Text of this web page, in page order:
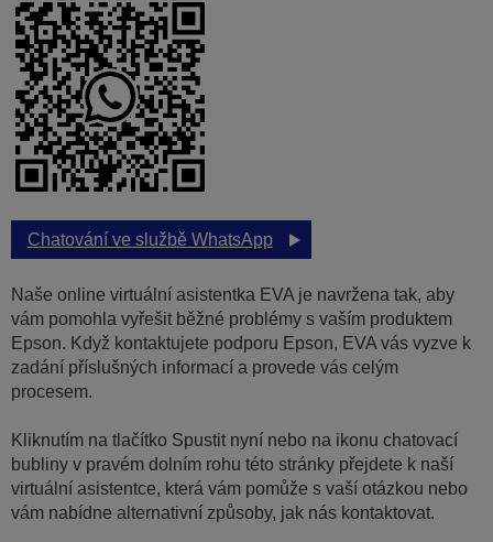
Chatování ve službě WhatsApp
Naše online virtuální asistentka EVA je navržena tak, aby
vám pomohla vyřešit běžné problémy s vaším produktem
Epson. Když kontaktujete podporu Epson, EVA vás vyzve k
zadání příslušných informací a provede vás celým
procesem.
Kliknutím na tlačítko Spustit nyní nebo na ikonu chatovací
bubliny v pravém dolním rohu této stránky přejdete k naší
virtuální asistentce, která vám pomůže s vaší otázkou nebo
vám nabídne alternativní způsoby, jak nás kontaktovat.